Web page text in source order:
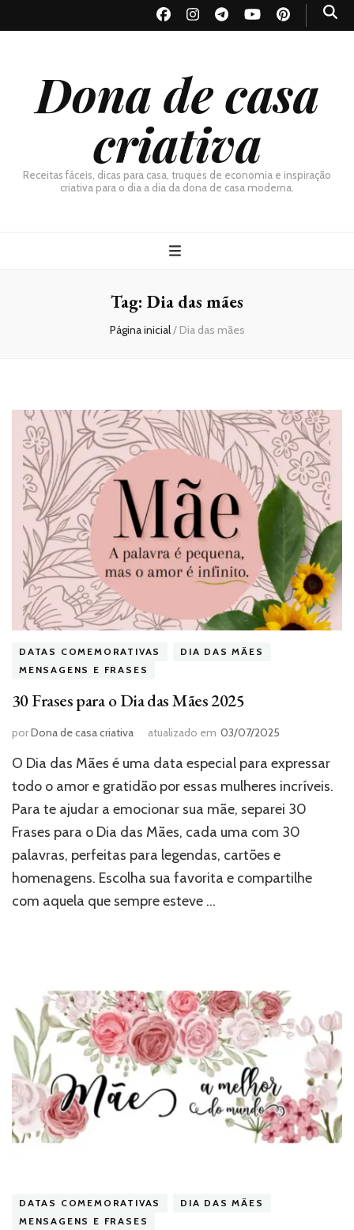
Dona de casa
criativa
Receitas fáceis, dicas para casa, truques de economia e inspiração
criativa para o dia a dia da dona de casa moderna.
Tag: Dia das mães
Página inicial/ Dia das mães
DATAS COMEMORATIVAS
DIA DAS MÃES
MENSAGENS E FRASES
30 Frases para o Dia das Mães 2025
porDona de casa criativa atualizado em 03/07/2025
O Dia das Mães é uma data especial para expressar
todo o amor e gratidão por essas mulheres incríveis.
Para te ajudar a emocionar sua mãe, separei 30
Frases para o Dia das Mães, cada uma com 30
palavras, perfeitas para legendas, cartões e
homenagens. Escolha sua favorita e compartilhe
com aquela que sempre esteve …
DATAS COMEMORATIVAS
DIA DAS MÃES
MENSAGENS E FRASES